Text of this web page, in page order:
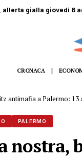
siciliano di 44 anni
CRONACA
antimafia a Palermo: 13
PALERMO